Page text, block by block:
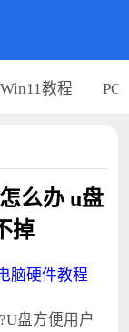
Win11教程 PC
么办 u盘
掉
脑硬件教程
盘方便用户